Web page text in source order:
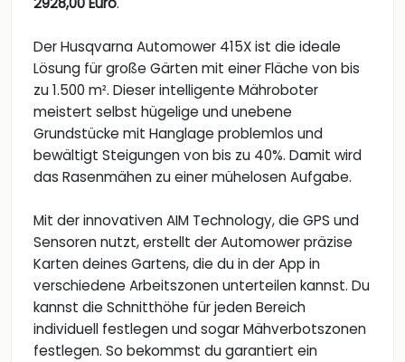
Der Husqvarna Automower 415X ist die ideale
Lösung für große Gärten mit einer Fläche von bis
zu 1.500 m². Dieser intelligente Mähroboter
meistert selbst hügelige und unebene
Grundstücke mit Hanglage problemlos und
bewältigt Steigungen von bis zu 40%. Damit wird
das Rasenmähen zu einer mühelosen Aufgabe.
Mit der innovativen AIM Technology, die GPS und
Sensoren nutzt, erstellt der Automower präzise
Karten deines Gartens, die du in der App in
verschiedene Arbeitszonen unterteilen kannst. Du
kannst die Schnitthöhe für jeden Bereich
individuell festlegen und sogar Mähverbotszonen
festlegen. So bekommst du garantiert ein